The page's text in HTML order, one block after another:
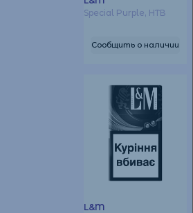
Special Purple, НТВ
Сообщить о наличии
L&M